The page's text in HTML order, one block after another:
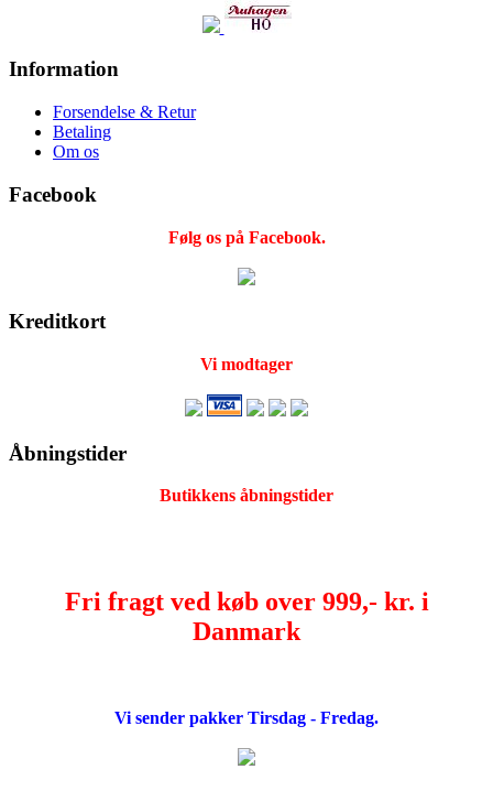
Information
Forsendelse & Retur
Betaling
Om os
Facebook
Følg os på Facebook.
Kreditkort
Vi modtager
Åbningstider
Butikkens åbningstider
Fri fragt ved køb over 999,- kr. i
Danmark
Vi sender pakker Tirsdag - Fredag.